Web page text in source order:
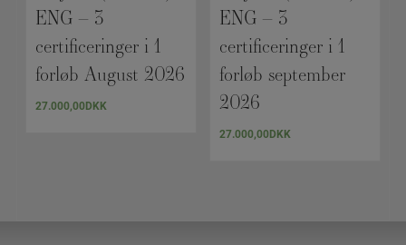
ENG – 3
certificeringer i 1
forløb August 2026
27.000,00DKK
ENG – 3
certificeringer i 1
forløb september
2026
27.000,00DKK